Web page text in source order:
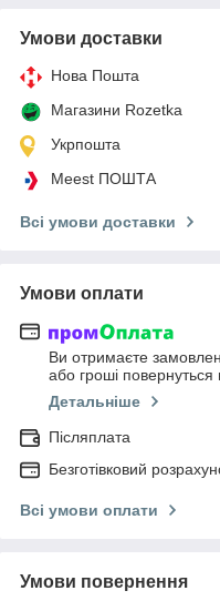
Умови доставки
Нова Пошта
Магазини Rozetka
Укрпошта
Meest ПОШТА
Всі умови доставки
Умови оплати
Ви отримаєте
або гроші повернуться
Детальніше
Післяплата
Безготівковий
Всі умови оплати
Умови повернення